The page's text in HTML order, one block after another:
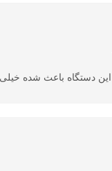
دستگاه باعث شده خیلی